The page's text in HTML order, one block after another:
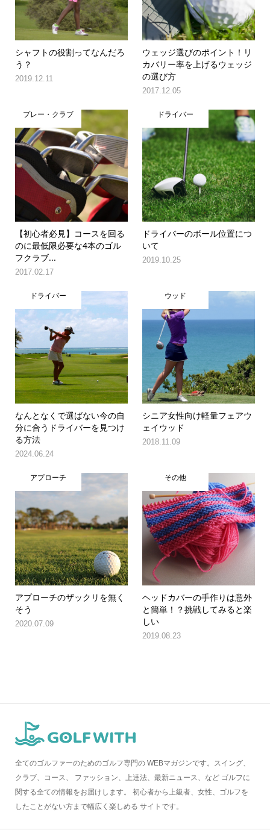
シャフトの役割ってなんだろ
う？
2019.12.11
ウェッジ選びのポイント！リ
カバリー率を上げるウェッジ
の選び方
2017.12.05
プレー・クラブ
【初心者必見】コースを回る
のに最低限必要な4本のゴル
フクラブ...
2017.02.17
ドライバー
ドライバーのボール位置につ
いて
2019.10.25
ドライバー
なんとなくで選ばない今の自
分に合うドライバーを見つけ
る方法
2024.06.24
ウッド
シニア女性向け軽量フェアウ
ェイウッド
2018.11.09
アプローチ
アプローチのザックリを無く
そう
2020.07.09
その他
ヘッドカバーの手作りは意外
と簡単！？挑戦してみると楽
しい
2019.08.23
全てのゴルファーのためのゴルフ専門の WEBマガジンです。スイング、
クラブ、コース、 ファッション、上達法、最新ニュース、など ゴルフに
関する全ての情報をお届けします。 初心者から上級者、女性、ゴルフを
したことがない方まで幅広く楽しめる サイトです。